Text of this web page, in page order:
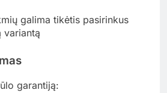
galima tikėtis pasirinkus
variantą
garantiją: